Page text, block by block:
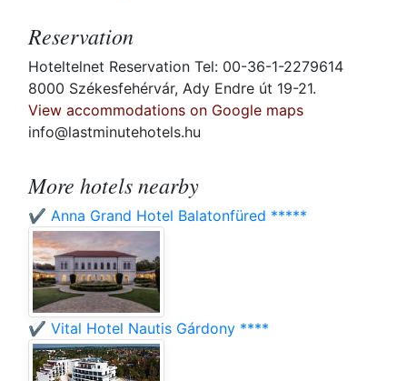
Reservation
Hoteltelnet Reservation Tel: 00-36-1-2279614
8000 Székesfehérvár, Ady Endre út 19-21.
View accommodations on Google maps
info@lastminutehotels.hu
More hotels nearby
✔️ Anna Grand Hotel Balatonfüred *****
✔️ Vital Hotel Nautis Gárdony ****